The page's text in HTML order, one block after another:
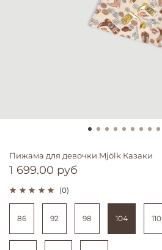
(0)
Пижама для девочки Mjölk Казаки
1 699.00 руб
86 92 98 104 110